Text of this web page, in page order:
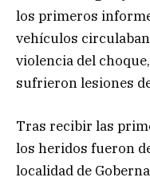
los primeros
vehículos
violencia del
sufrieron lesiones
Tras recibir las
los heridos fueron
localidad de